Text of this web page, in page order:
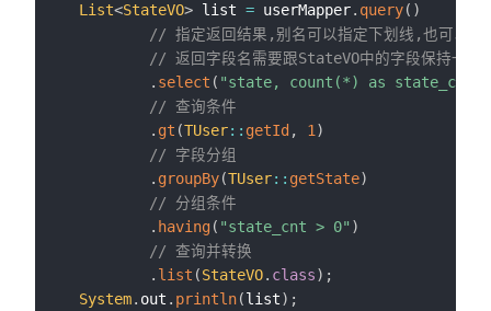
List<StateVO> list = userMapper. query( )
// 指定返回结果,别名可以指定下划线,也可
// 返回字段名需要跟StateVO中的字段保持一致
. select ( "state, count(*) as state_cnt"
// 查询条件
. gt (TUser:: getId , 1 )
// 字段分组
. groupBy(TUser:: getState)
// 分组条件
. having( "state_cnt > 0" )
// 查询并转换
. list (StateVO. class) ;
System. out . println(list) ;